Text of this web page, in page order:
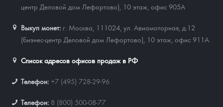
центр Деловой дом Лефортово), 10 этаж, офис 905А
Выкуп монет: г. Москва, 111024, ул. Авиамоторная, д.12
(бизнес-центр Деловой дом Лефортово), 10 этаж, офис 911А
Список адресов офисов продаж в РФ
Телефон: +7 (495) 728-29-96
Телефон: 8 (800) 500-08-77